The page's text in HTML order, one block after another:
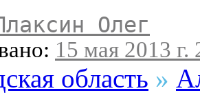
Олег
15 мая 2013 г.
область »